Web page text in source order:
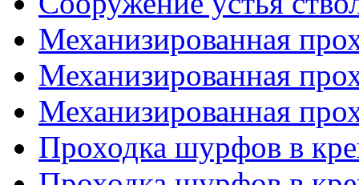
Механизированная
Механизированная
Механизированная
Проходка шурфов в